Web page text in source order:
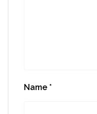
Name *